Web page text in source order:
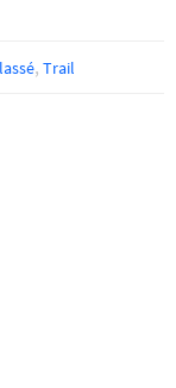
, Trail